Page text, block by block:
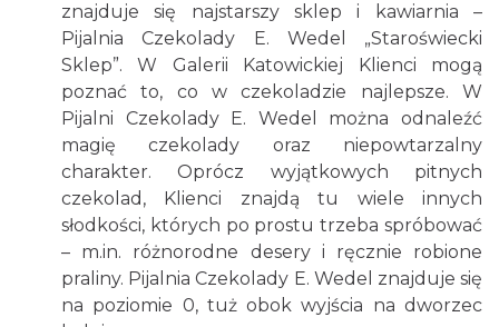
znajduje się najstarszy sklep i kawiarnia –
Pijalnia Czekolady E. Wedel „Staroświecki
Sklep”. W Galerii Katowickiej Klienci mogą
poznać to, co w czekoladzie najlepsze. W
Pijalni Czekolady E. Wedel można odnaleźć
magię czekolady oraz niepowtarzalny
charakter. Oprócz wyjątkowych pitnych
czekolad, Klienci znajdą tu wiele innych
słodkości, których po prostu trzeba spróbować
– m.in. różnorodne desery i ręcznie robione
praliny. Pijalnia Czekolady E. Wedel znajduje się
na poziomie 0, tuż obok wyjścia na dworzec